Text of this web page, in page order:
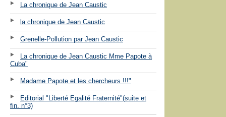
La chronique de Jean Caustic
la chronique de Jean Caustic
Grenelle-Pollution par Jean Caustic
La chronique de Jean Caustic Mme Papote à
Cuba"
Madame Papote et les chercheurs !!!"
Editorial "Liberté Egalité Fraternité"(suite et
fin. n°3)